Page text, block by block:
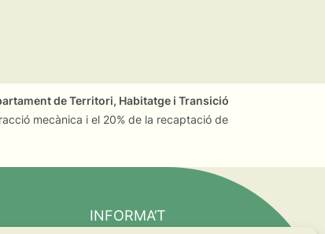
de Territori, Habitatge i Transició
mecànica i el 20% de la recaptació de
INFORMA’T